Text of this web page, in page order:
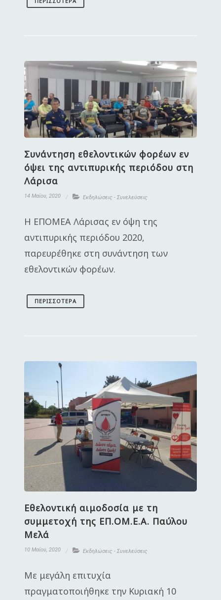
Συνάντηση εθελοντικών φορέων εν
όψει της αντιπυρικής περιόδου στη
Λάρισα
14 Μαΐου, 2020 Εκδηλώσεις - Συνελεύσεις
Η ΕΠΟΜΕΑ Λάρισας εν όψη της
αντιπυρικής περιόδου 2020,
παρευρέθηκε στη συνάντηση των
εθελοντικών φορέων.
ΠΕΡΙΣΣΌΤΕΡΑ
Εθελοντική αιμοδοσία με τη
συμμετοχή της ΕΠ.ΟΜ.Ε.Α. Παύλου
Μελά
10 Μαΐου, 2020 Εκδηλώσεις - Συνελεύσεις
Με μεγάλη επιτυχία
πραγματοποιήθηκε την Κυριακή 10